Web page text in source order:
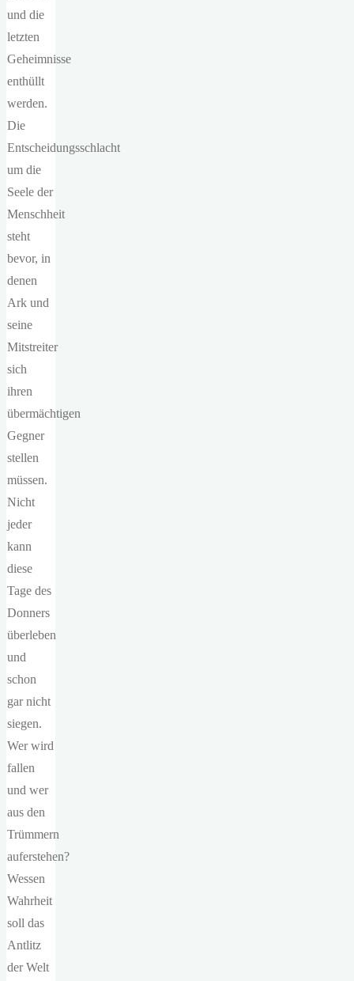
und die
letzten
Geheimnisse
enthüllt
werden.
Die
Entscheidungsschlacht
um die
Seele der
Menschheit
steht
bevor, in
denen
Ark und
seine
Mitstreiter
sich
ihren
übermächtigen
Gegner
stellen
müssen.
Nicht
jeder
kann
diese
Tage des
Donners
überleben
und
schon
gar nicht
siegen.
Wer wird
fallen
und wer
aus den
Trümmern
auferstehen?
Wessen
Wahrheit
soll das
Antlitz
der Welt